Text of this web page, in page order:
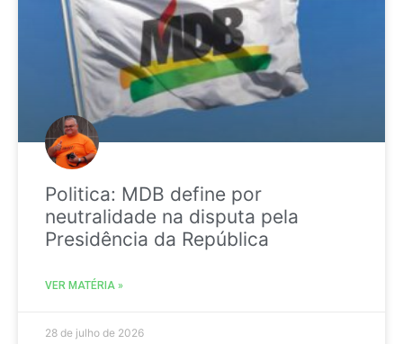
Politica: MDB define por
neutralidade na disputa pela
Presidência da República
VER MATÉRIA »
28 de julho de 2026